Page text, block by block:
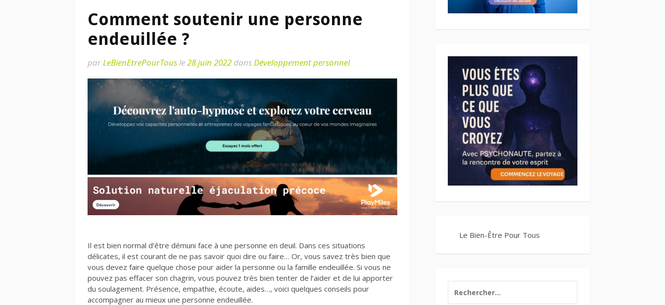
Comment soutenir une personne
endeuillée ?
parLeBienEtrePourTousle28 juin 2022 dansDéveloppement personnel
Il est bien normal d’être démuni face à une personne en deuil. Dans ces situations
délicates, il est courant de ne pas savoir quoi dire ou faire… Or, vous savez très bien que
vous devez faire quelque chose pour aider la personne ou la famille endeuillée. Si vous ne
pouvez pas effacer son chagrin, vous pouvez très bien tenter de l’aider et de lui apporter
du soulagement. Présence, empathie, écoute, aides…, voici quelques conseils pour
accompagner au mieux une personne endeuillée.
Le Bien-Être Pour Tous